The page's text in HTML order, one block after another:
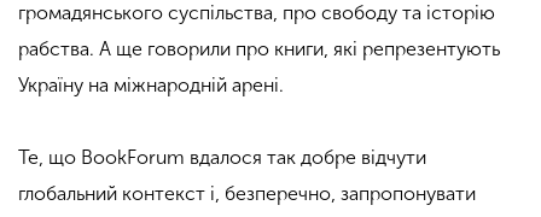
громадянського суспільства, про свободу та історію
рабства. А ще говорили про книги, які репрезентують
Україну на міжнародній арені.
Те, що BookForum вдалося так добре відчути
глобальний контекст і, безперечно, запропонувати